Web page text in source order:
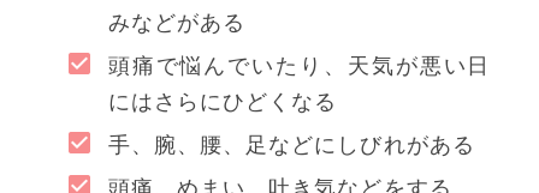
みなどがある
頭痛で悩んでいたり、天気が悪い日
にはさらにひどくなる
手、腕、腰、足などにしびれがある
頭痛、めまい、吐き気などをする